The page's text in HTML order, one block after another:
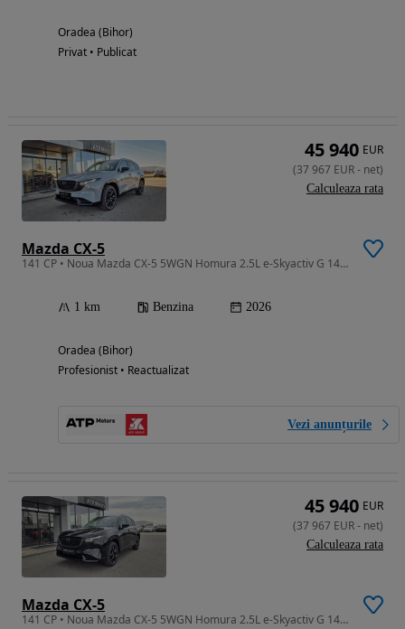
Oradea (Bihor)
Privat • Publicat
Mazda CX-5
141 CP • Noua Mazda CX-5 5WGN Homura 2.5L e-Skyactiv G 141 CP A6 AWD
1 km Benzina 2026
Oradea (Bihor)
Profesionist • Reactualizat
Vezi anunțurile
45 940 EUR
(37 967 EUR- net)
Calculeaza rata
Mazda CX-5
141 CP • Noua Mazda CX-5 5WGN Homura 2.5L e-Skyactiv G 141 CP A6 AWD
45 940 EUR
(37 967 EUR- net)
Calculeaza rata